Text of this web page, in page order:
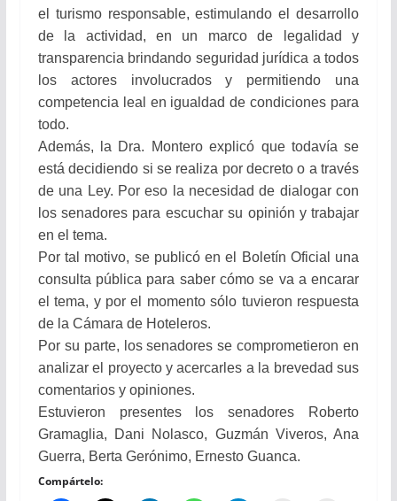
el turismo responsable, estimulando el desarrollo
de la actividad, en un marco de legalidad y
transparencia brindando seguridad jurídica a todos
los actores involucrados y permitiendo una
competencia leal en igualdad de condiciones para
todo.
Además, la Dra. Montero explicó que todavía se
está decidiendo si se realiza por decreto o a través
de una Ley. Por eso la necesidad de dialogar con
los senadores para escuchar su opinión y trabajar
en el tema.
Por tal motivo, se publicó en el Boletín Oficial una
consulta pública para saber cómo se va a encarar
el tema, y por el momento sólo tuvieron respuesta
de la Cámara de Hoteleros.
Por su parte, los senadores se comprometieron en
analizar el proyecto y acercarles a la brevedad sus
comentarios y opiniones.
Estuvieron presentes los senadores Roberto
Gramaglia, Dani Nolasco, Guzmán Viveros, Ana
Guerra, Berta Gerónimo, Ernesto Guanca.
Compártelo: